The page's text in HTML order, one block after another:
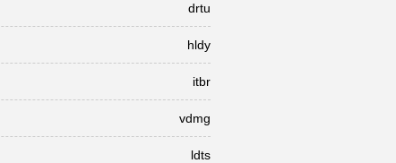
drtu
hldy
itbr
vdmg
ldts